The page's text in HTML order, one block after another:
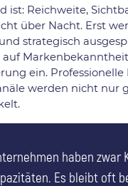
ist: Reichweite,
über Nacht. Erst
strategisch
auf
ein.
werden nicht nur
haben zwar
Es bleibt oft